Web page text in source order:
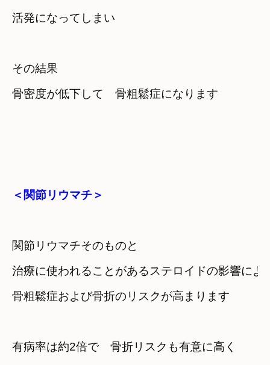
活発になってしまい
その結果
骨密度が低下して　骨粗鬆症になります
＜関節リウマチ＞
関節リウマチそのものと
治療に使われることがあるステロイドの影響によ
骨粗鬆症および骨折のリスクが高まります
有病率は約2倍で　骨折リスクも有意に高く